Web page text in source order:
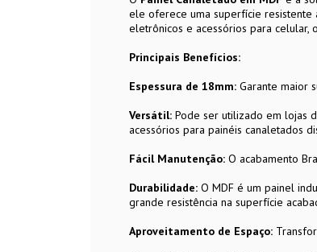
ele oferece uma superfície resistente
eletrônicos e acessórios para celular,
Principais Benefícios:
Espessura de 18mm: Garante maior
Versátil: Pode ser utilizado em lojas
acessórios para painéis canaletados
Fácil Manutenção: O acabamento
Durabilidade: O MDF é um painel
grande resistência na superfície
Aproveitamento de Espaço: